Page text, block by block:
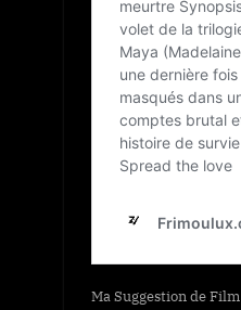
Ma Suggestion de Film